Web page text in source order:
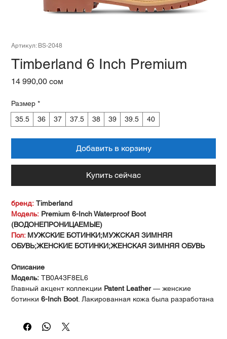
Артикул: BS-2048
Timberland 6 Inch Premium
14 990,00 сом
Размер *
35.5
36 37 37.5 38 39 39.5 40
Добавить в корзину
Купить сейчас
бренд: Timberland
Модель: Premium 6-Inch Waterproof Boot
(ВОДОНЕПРОНИЦАЕМЫЕ)
Пол:МУЖСКИЕ БОТИНКИ;МУЖСКАЯ ЗИМНЯЯ
ОБУВЬ;ЖЕНСКИЕ БОТИНКИ;ЖЕНСКАЯ ЗИМНЯЯ ОБУВЬ
Описание
Модель: TB0A43F8EL6
Главный акцент коллекции Patent Leather— женские
ботинки6-Inch Boot. Лакированная кожа была разработана
исполнении. Полностью герметичные швы, съёмная стелька